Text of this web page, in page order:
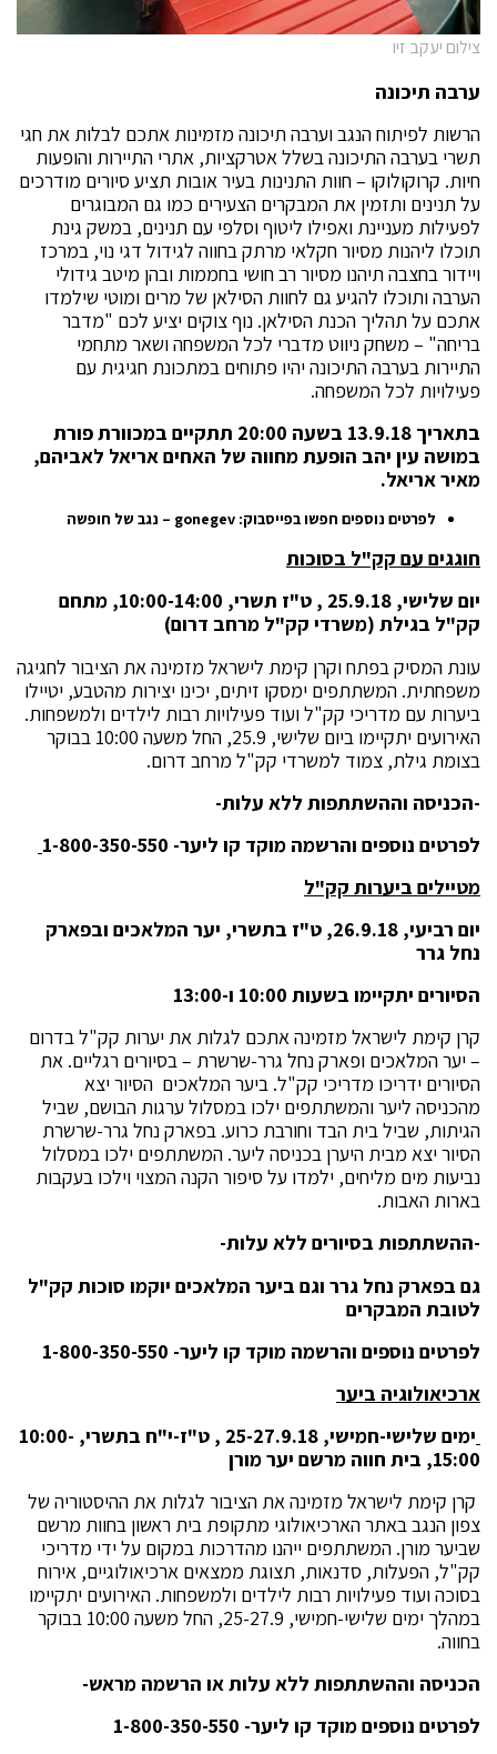
צילום יעקב זיו
ערבה תיכונה
הרשות לפיתוח הנגב וערבה תיכונה מזמינות אתכם לבלות את חגי
תשרי בערבה התיכונה בשלל אטרקציות, אתרי התיירות והופעות
חיות. קרוקולוקו – חוות התנינות בעיר אובות תציע סיורים מודרכים
על תנינים ותזמין את המבקרים הצעירים כמו גם המבוגרים
לפעילות מעניינת ואפילו ליטוף וסלפי עם תנינים, במשק גינת
תוכלו ליהנות מסיור חקלאי מרתק בחווה לגידול דגי נוי, במרכז
ויידור בחצבה תיהנו מסיור רב חושי בחממות ובהן מיטב גידולי
הערבה ותוכלו להגיע גם לחוות הסילאן של מרים ומוטי שילמדו
אתכם על תהליך הכנת הסילאן. נוף צוקים יציע לכם "מדבר
בריחה" – משחק ניווט מדברי לכל המשפחה ושאר מתחמי
התיירות בערבה התיכונה יהיו פתוחים במתכונת חגיגית עם
פעילויות לכל המשפחה.
בתאריך 13.9.18 בשעה 20:00 תתקיים במכוורת פורת
במושה עין יהב הופעת מחווה של האחים אריאל לאביהם,
מאיר אריאל.
לפרטים נוספים חפשו בפייסבוק: gonegev– נגב של חופשה
חוגגים עם קק"ל בסוכות
יום שלישי, 25.9.18 , ט"ז תשרי, 10:00-14:00, מתחם
קק"ל בגילת (משרדי קק"ל מרחב דרום)
עונת המסיק בפתח וקרן קימת לישראל מזמינה את הציבור לחגיגה
משפחתית. המשתתפים ימסקו זיתים, יכינו יצירות מהטבע, יטיילו
ביערות עם מדריכי קק"ל ועוד פעילויות רבות לילדים ולמשפחות.
האירועים יתקיימו ביום שלישי, 25.9, החל משעה 10:00 בבוקר
בצומת גילת, צמוד למשרדי קק"ל מרחב דרום.
-הכניסה וההשתתפות ללא עלות-
לפרטים נוספים והרשמה מוקד קו ליער- 1-800-350-550
מטיילים ביערות קק"ל
יום רביעי, 26.9.18, ט"ז בתשרי, יער המלאכים ובפארק
נחל גרר
הסיורים יתקיימו בשעות 10:00 ו-13:00
קרן קימת לישראל מזמינה אתכם לגלות את יערות קק"ל בדרום
– יער המלאכים ופארק נחל גרר-שרשרת – בסיורים רגליים. את
הסיורים ידריכו מדריכי קק"ל. ביער המלאכים הסיור יצא
מהכניסה ליער והמשתתפים ילכו במסלול ערגות הבושם, שביל
הגיתות, שביל בית הבד וחורבת כרוע. בפארק נחל גרר-שרשרת
הסיור יצא מבית היערן בכניסה ליער. המשתתפים ילכו במסלול
נביעות מים מליחים, ילמדו על סיפור הקנה המצוי וילכו בעקבות
בארות האבות.
-ההשתתפות בסיורים ללא עלות-
גם בפארק נחל גרר וגם ביער המלאכים יוקמו סוכות קק"ל
לטובת המבקרים
לפרטים נוספים והרשמה מוקד קו ליער- 1-800-350-550
ארכיאולוגיה ביער
ימים שלישי-חמישי, 25-27.9.18 , ט"ז-י"ח בתשרי, 10:00-
15:00, בית חווה מרשם יער מורן
קרן קימת לישראל מזמינה את הציבור לגלות את ההיסטוריה של
צפון הנגב באתר הארכיאולוגי מתקופת בית ראשון בחוות מרשם
שביער מורן. המשתתפים ייהנו מהדרכות במקום על ידי מדריכי
קק"ל, הפעלות, סדנאות, תצוגת ממצאים ארכיאולוגיים, אירוח
בסוכה ועוד פעילויות רבות לילדים ולמשפחות. האירועים יתקיימו
במהלך ימים שלישי-חמישי, 25-27.9, החל משעה 10:00 בבוקר
בחווה.
הכניסה וההשתתפות ללא עלות או הרשמה מראש-
לפרטים נוספים מוקד קו ליער- 1-800-350-550